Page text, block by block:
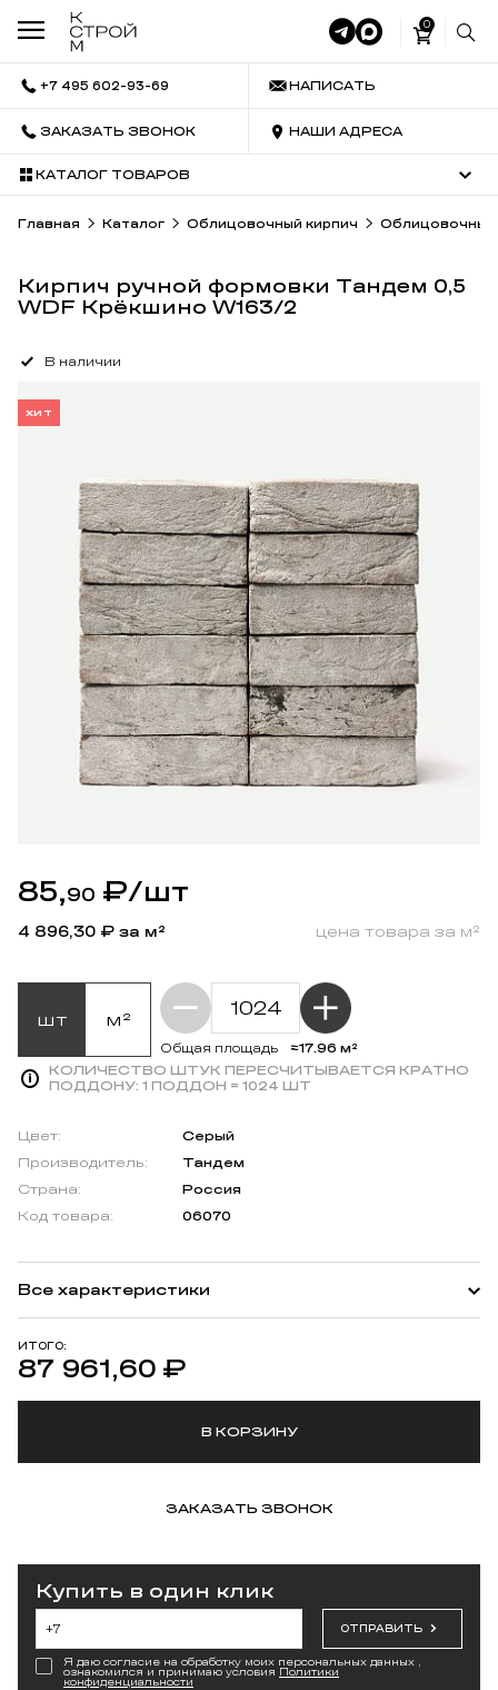
0
+7 495 602-93-69 НАПИСАТЬ
ЗАКАЗАТЬ ЗВОНОК НАШИ АДРЕСА
КАТАЛОГ ТОВАРОВ
Главная Каталог Облицовочный кирпич Облицовочный
Кирпич ручной формовки Тандем 0,5
WDF Крёкшино W163/2
В наличии
ХИТ
85,90 ₽/шт
4 896,30 ₽ за м² цена товара за м²
шт м²
Общая площадь
≈17.96 м²
КОЛИЧЕСТВО ШТУК ПЕРЕСЧИТЫВАЕТСЯ КРАТНО
ПОДДОНУ: 1 ПОДДОН = 1024 ШТ
ИТОГО:
87 961,60 ₽
В КОРЗИНУ
ЗАКАЗАТЬ ЗВОНОК
Цвет:
Серый
Производитель:
Тандем
Страна:
Россия
Код товара:
06070
Все характеристики
Купить в один клик
ОТПРАВИТЬ
Я даю согласие на обработку моих персональных данных ,
ознакомился и принимаю условия Политики
конфиденциальности